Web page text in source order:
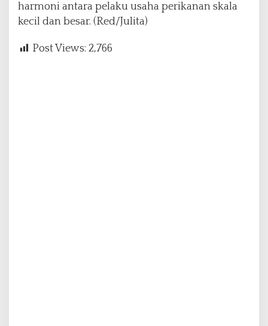
harmoni antara pelaku usaha perikanan skala
kecil dan besar. (Red/Julita)
Post Views: 2,766